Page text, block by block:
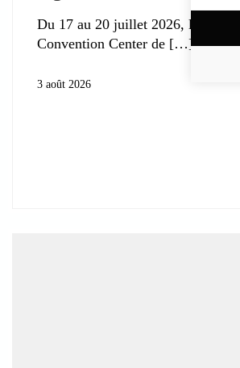
Du 17 au 20 juillet 2026, le Jacob
Convention Center de
3 août 2026